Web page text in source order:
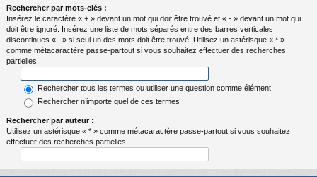
Rechercher par mots-clés :
Insérez le caractère « + » devant un mot qui doit être trouvé et « - » devant un mot qui
doit être ignoré. Insérez une liste de mots séparés entre des barres verticales
discontinues « | » si seul un des mots doit être trouvé. Utilisez un astérisque « * »
comme métacaractère passe-partout si vous souhaitez effectuer des recherches
partielles.
Rechercher tous les termes ou utiliser une question comme élément
Rechercher n’importe quel de ces termes
Rechercher par auteur :
Utilisez un astérisque « * » comme métacaractère passe-partout si vous souhaitez
effectuer des recherches partielles.